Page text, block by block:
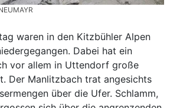
waren in den Kitzbühler Alpen
Dabei hat ein
vor allem in Uttendorf große
Der Manlitzbach trat angesichts
über die Ufer. Schlamm,